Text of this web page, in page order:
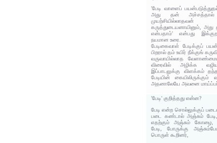
'பேடி வாளைப்
அது தன் அச்சத்தால்
கருத்துடையனாயினும், அது
என்பதாம்' என்பது
நயமான உரை.
பேடிகைவாள் பேடிக்குப்
பிறரால் தம் உயிர் நீக்குங்
வருவாயில்லாத
விரைவில் அழிக்க
இப்பாடலுக்கு விளக்கம்
பேடியின்
அதனாலேயே அவனை
'பேடி' குறித்தது என்ன?
பேடி என்ற சொல்லுக்குப்
படை கண்டால் அஞ்சும்
எதற்கும் அஞ்சும் கோழை,
பேடி, போருக்கு
பொருள் கூறினர்,